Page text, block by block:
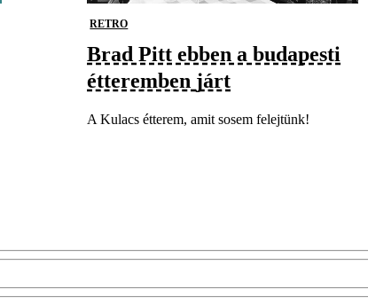
RETRO
Brad Pitt ebben a budapesti
étteremben járt
A Kulacs étterem, amit sosem felejtünk!